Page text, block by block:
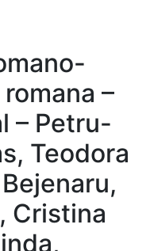
–
– Petru-
Teodora
Cristina